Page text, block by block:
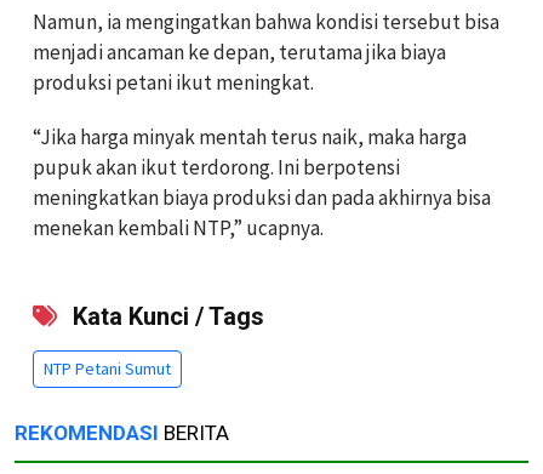
Namun, ia mengingatkan bahwa kondisi tersebut bisa
menjadi ancaman ke depan, terutama jika biaya
produksi petani ikut meningkat.
“Jika harga minyak mentah terus naik, maka harga
pupuk akan ikut terdorong. Ini berpotensi
meningkatkan biaya produksi dan pada akhirnya bisa
menekan kembali NTP,” ucapnya.
Kata Kunci / Tags
NTP Petani Sumut
REKOMENDASI BERITA